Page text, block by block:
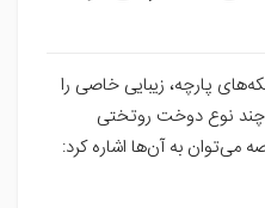
پارچه، زیبایی خاصی را
نوع دوخت روتختی
می‌توان به آن‌ها اشاره کرد: